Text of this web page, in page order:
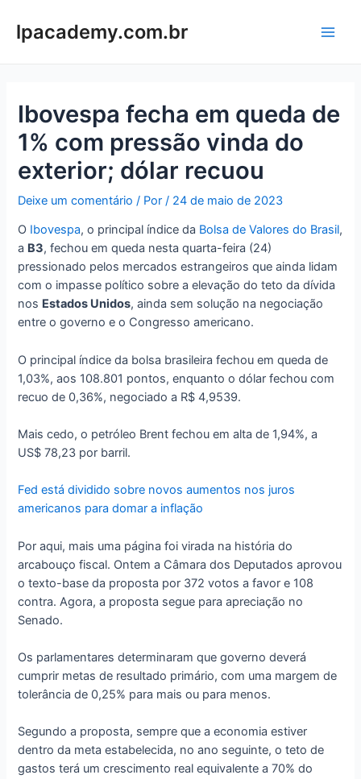
paralpacademy.com.br
Ibovespa fecha em queda de
1% com pressão vinda do
exterior; dólar recuou
Deixe um comentário / Por/ 24 de maio de 2023
O Ibovespa, o principal índice da Bolsa de Valores do Brasil,
a B3, fechou em queda nesta quarta-feira (24)
pressionado pelos mercados estrangeiros que ainda lidam
com o impasse político sobre a elevação do teto da dívida
nos Estados Unidos, ainda sem solução na negociação
entre o governo e o Congresso americano.
O principal índice da bolsa brasileira fechou em queda de
1,03%, aos 108.801 pontos, enquanto o dólar fechou com
recuo de 0,36%, negociado a R$ 4,9539.
Mais cedo, o petróleo Brent fechou em alta de 1,94%, a
US$ 78,23 por barril.
Fed está dividido sobre novos aumentos nos juros
americanos para domar a inflação
Por aqui, mais uma página foi virada na história do
arcabouço fiscal. Ontem a Câmara dos Deputados aprovou
o texto-base da proposta por 372 votos a favor e 108
contra. Agora, a proposta segue para apreciação no
Senado.
Os parlamentares determinaram que governo deverá
cumprir metas de resultado primário, com uma margem de
tolerância de 0,25% para mais ou para menos.
Segundo a proposta, sempre que a economia estiver
dentro da meta estabelecida, no ano seguinte, o teto de
gastos terá um crescimento real equivalente a 70% do